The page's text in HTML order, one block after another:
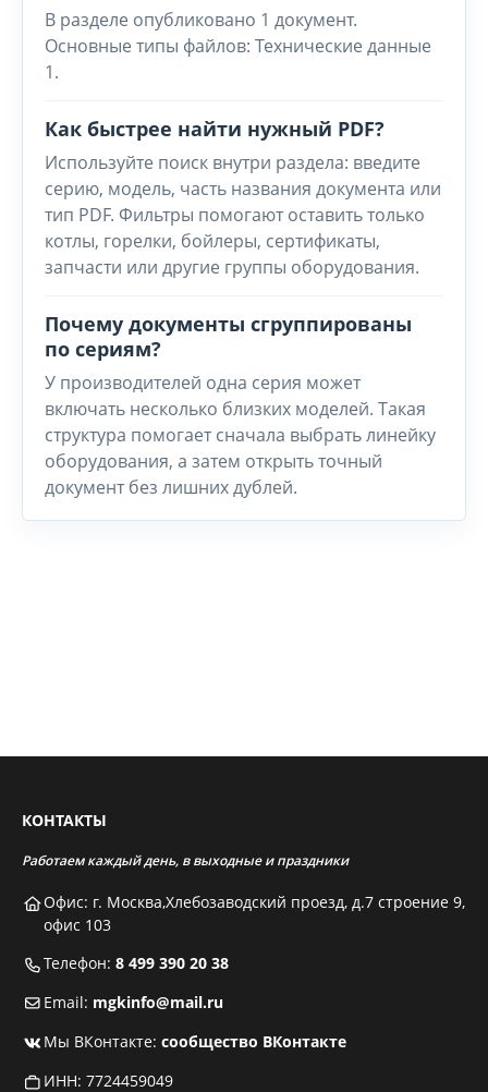
В разделе опубликовано 1 документ.
Основные типы файлов: Технические данные
1.
Как быстрее найти нужный PDF?
Используйте поиск внутри раздела: введите
серию, модель, часть названия документа или
тип PDF. Фильтры помогают оставить только
котлы, горелки, бойлеры, сертификаты,
запчасти или другие группы оборудования.
Почему документы сгруппированы
по сериям?
У производителей одна серия может
включать несколько близких моделей. Такая
структура помогает сначала выбрать линейку
оборудования, а затем открыть точный
документ без лишних дублей.
КОНТАКТЫ
Работаем каждый день, в выходные и праздники
Офис: г. Москва,Хлебозаводский проезд, д.7 строение 9,
офис 103
Телефон: 8 499 390 20 38
Email: mgkinfo@mail.ru
Мы ВКонтакте: сообщество ВКонтакте
ИНН: 7724459049